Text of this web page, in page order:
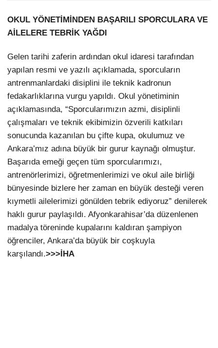
OKUL YÖNETİMİNDEN BAŞARILI SPORCULARA VE
AİLELERE TEBRİK YAĞDI
Gelen tarihi zaferin ardından okul idaresi tarafından
yapılan resmi ve yazılı açıklamada, sporcuların
antrenmanlardaki disiplini ile teknik kadronun
fedakarlıklarına vurgu yapıldı. Okul yönetiminin
açıklamasında, “Sporcularımızın azmi, disiplinli
çalışmaları ve teknik ekibimizin özverili katkıları
sonucunda kazanılan bu çifte kupa, okulumuz ve
Ankara’mız adına büyük bir gurur kaynağı olmuştur.
Başarıda emeği geçen tüm sporcularımızı,
antrenörlerimizi, öğretmenlerimizi ve okul aile birliği
bünyesinde bizlere her zaman en büyük desteği veren
kıymetli ailelerimizi gönülden tebrik ediyoruz” denilerek
haklı gurur paylaşıldı. Afyonkarahisar’da düzenlenen
madalya töreninde kupalarını kaldıran şampiyon
öğrenciler, Ankara’da büyük bir coşkuyla
karşılandı.>>>İHA